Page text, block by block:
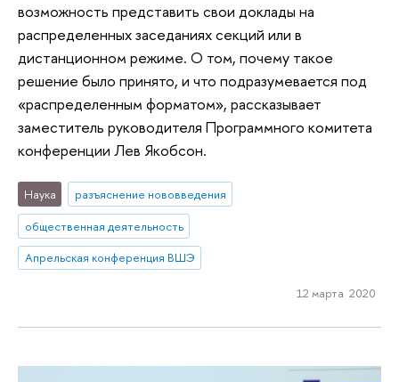
возможность представить свои доклады на
распределенных заседаниях секций или в
дистанционном режиме. О том, почему такое
решение было принято, и что подразумевается под
«распределенным форматом», рассказывает
заместитель руководителя Программного комитета
конференции Лев Якобсон.
Наука
разъяснение нововведения
общественная деятельность
Апрельская конференция ВШЭ
12 марта 2020